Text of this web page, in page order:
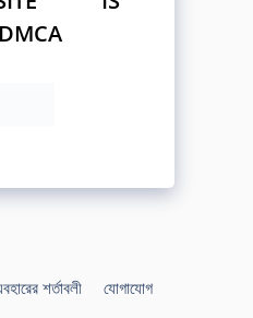
শর্তাবলী যোগাযোগ